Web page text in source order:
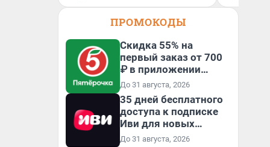
ПРОМОКОДЫ
Скидка 55% на
первый заказ от 700
₽ в приложении
Пятёрочка Доставка
До 31 августа, 2026
35 дней бесплатного
доступа к подписке
Иви для новых
пользователей
До 31 августа, 2026